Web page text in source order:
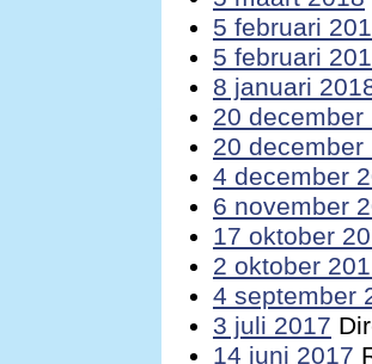
5 februari
5 februari
8 januari
20 december
20 december
4 december
6 november
17 oktober
2 oktober
4 september
3 juli 2017
14 juni 2017